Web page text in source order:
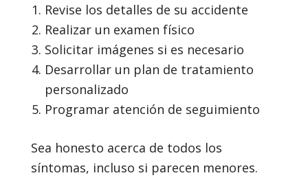
Revise los detalles de su accidente
Realizar un examen físico
Solicitar imágenes si es necesario
Desarrollar un plan de tratamiento
personalizado
Programar atención de seguimiento
Sea honesto acerca de todos los
síntomas, incluso si parecen menores.